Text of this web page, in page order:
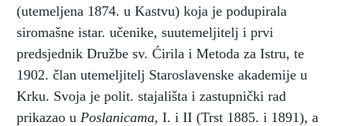
(utemeljena 1874. u Kastvu) koja je podupirala
siromašne istar. učenike, suutemeljitelj i prvi
predsjednik Družbe sv. Ćirila i Metoda za Istru, te
1902. član utemeljitelj Staroslavenske akademije u
Krku. Svoja je polit. stajališta i zastupnički rad
prikazao u Poslanicama, I. i II (Trst 1885. i 1891), a